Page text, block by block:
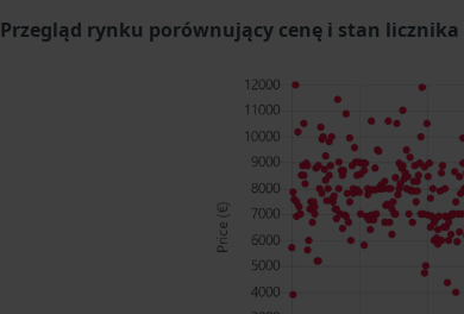
Przegląd rynku porównujący cenę i stan